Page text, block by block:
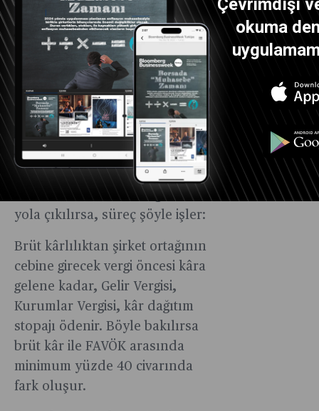
okuma
içerisinde elde ettikleri net kârı
dağıtmak isterlerse yüzde 10
stopaj vergisi ödemek
zorundadırlar. Ayrıca temettü
şahsa intikal ettikten sonra
ortalama yüzde 15-25 arasında
gelir vergisi ödenmesi
gerekiyor. Bir şirketin gelir
tablosunda hiç finansal gideri
ve amortismanı olmadığından
yola çıkılırsa, süreç şöyle işler:
Brüt kârlılıktan şirket ortağının
cebine girecek vergi öncesi kâra
gelene kadar, Gelir Vergisi,
Kurumlar Vergisi, kâr dağıtım
stopajı ödenir. Böyle bakılırsa
brüt kâr ile FAVÖK arasında
minimum yüzde 40 civarında
fark oluşur.